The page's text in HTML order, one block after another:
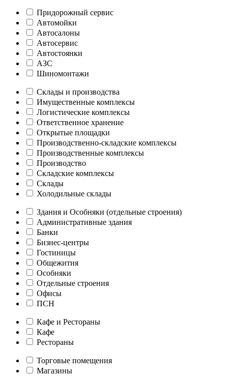
Придорожный сервис
Автомойки
Автосалоны
Автосервис
Автостоянки
АЗС
Шиномонтажи
Склады и производства
Имущественные комплексы
Логистические комплексы
Ответственное хранение
Открытые площадки
Производственно-складские комплексы
Производственные комплексы
Производство
Складские комплексы
Склады
Холодильные склады
Здания и Особняки (отдельные строения)
Административные здания
Банки
Бизнес-центры
Гостиницы
Общежития
Особняки
Отдельные строения
Офисы
ПСН
Кафе и Рестораны
Кафе
Рестораны
Торговые помещения
Магазины